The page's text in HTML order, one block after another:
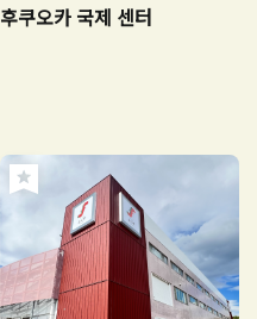
후쿠오카 국제 센터